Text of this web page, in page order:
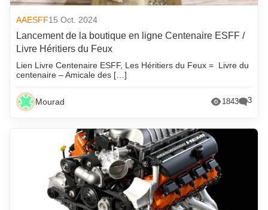
AAESFF15 Oct. 2024
Lancement de la boutique en ligne Centenaire ESFF /
Livre Héritiers du Feux
Lien Livre Centenaire ESFF, Les Héritiers du Feux = Livre du
centenaire – Amicale des […]
Mourad 1843 3